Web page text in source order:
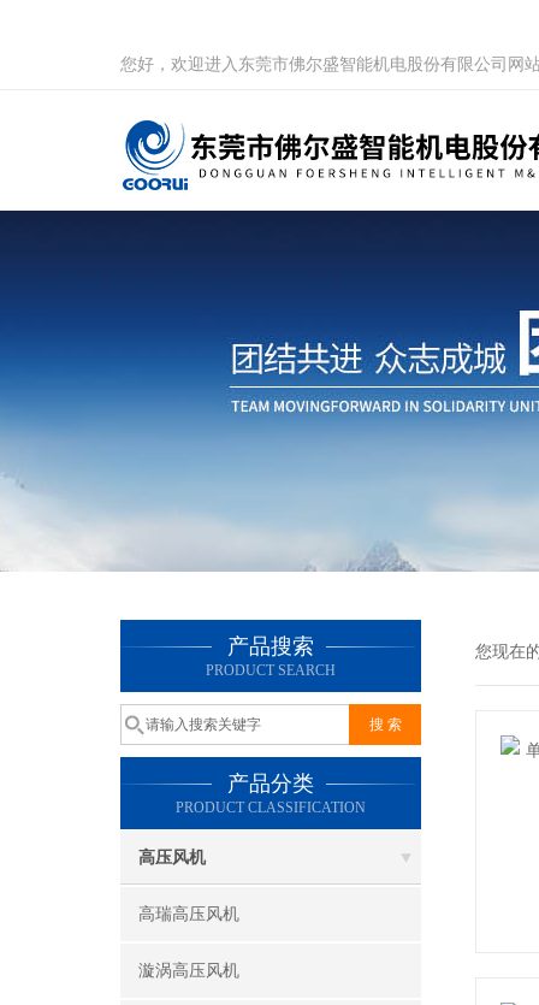
您好，欢迎进入东莞市佛尔盛智能机电股份有限公司网
产品搜索
PRODUCT SEARCH
产品分类
PRODUCT CLASSIFICATION
高压风机
高瑞高压风机
漩涡高压风机
您现在